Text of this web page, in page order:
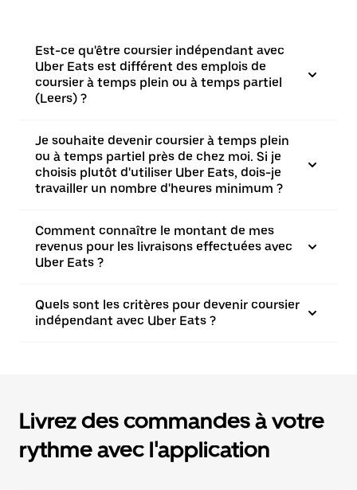
Est-ce qu'être coursier indépendant avec
Uber Eats est différent des emplois de
coursier à temps plein ou à temps partiel
(Leers) ?
Je souhaite devenir coursier à temps plein
ou à temps partiel près de chez moi. Si je
choisis plutôt d'utiliser Uber Eats, dois-je
travailler un nombre d'heures minimum ?
Comment connaître le montant de mes
revenus pour les livraisons effectuées avec
Uber Eats ?
Quels sont les critères pour devenir coursier
indépendant avec Uber Eats ?
Livrez des commandes à votre
rythme avec l'application